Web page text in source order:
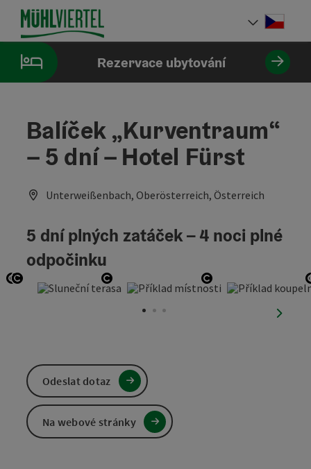
ObsahAccesskey
[0]
NavigaceAccesskey
[1]
Začátek stránky
Volba
Rezervace ubytování
Balíček „Kurventraum“
– 5 dní – Hotel Fürst
Unterweißenbach, Oberösterreich, Österreich
5 dní plných zatáček – 4 noci plné
odpočinku
otevřít copyright
otevřít copyrightotevřít copyrightotevřít copyright
Odeslat dotaz
Na webové stránky